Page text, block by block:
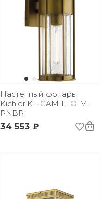
Настенный фонарь
Kichler KL-CAMILLO-M-
PNBR
34 553 ₽